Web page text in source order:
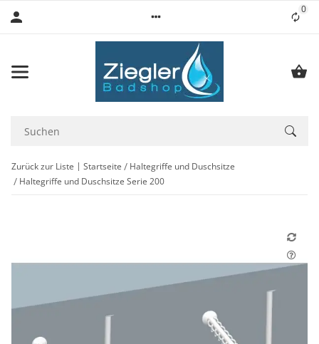
0
Zurück zur Liste Startseite
Haltegriffe und Duschsitze
Haltegriffe und Duschsitze Serie 200